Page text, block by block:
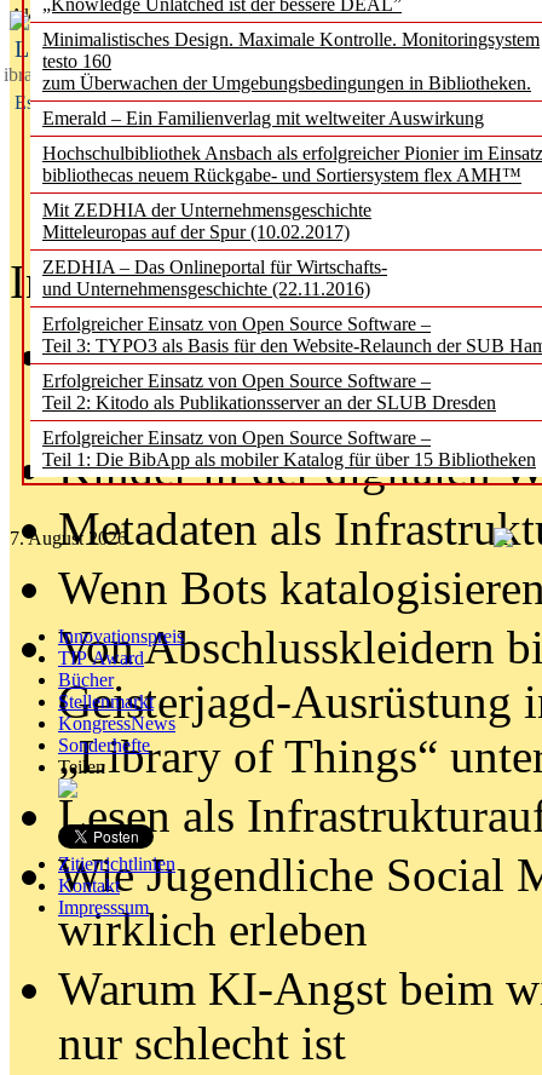
„Knowledge Unlatched ist der bessere DEAL”
Minimalistisches Design. Maximale Kontrolle. Monitoringsystem
testo 160
zum Überwachen der Umgebungsbedingungen in Bibliotheken.
Emerald – Ein Familienverlag mit weltweiter Auswirkung
Hochschulbibliothek Ansbach als erfolgreicher Pionier im
bibliothecas neuem Rückgabe- und Sortiersystem flex AMH™
Mit ZEDHIA der Unternehmensgeschichte
Mitteleuropas auf der Spur (10.02.2017)
ZEDHIA – Das Onlineportal für Wirtschafts-
und Unternehmensgeschichte (22.11.2016)
Erfolgreicher Einsatz von Open Source Software –
Teil 3: TYPO3 als Basis für den Website-Relaunch der SUB
Erfolgreicher Einsatz von Open Source Software –
Teil 2: Kitodo als Publikationsserver an der SLUB Dresden
Erfolgreicher Einsatz von Open Source Software –
Teil 1: Die BibApp als mobiler Katalog für über 15 Bibliotheken
7. August 2026
Innovationspreis
TIP Award
Bücher
Stellenmarkt
KongressNews
Sonderhefte
Teilen
Zitierrichtlinien
Kontakt
Impresssum
Aktuelles aus
L
ibrary
Essentials
In der Ausgabe06/2026
Was
lernen müssen
Kinder in der digitalen
Metadaten als
Wenn Bots
Von Abschlusskleidern
Geisterjagd-Ausrüstung
„Library of Things“
Lesen als
Wie Jugendliche Social
wirklich erleben
Warum KI-Angst beim
nur schlecht ist